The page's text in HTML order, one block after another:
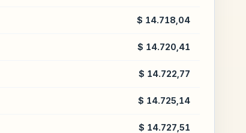
$ 14.718,04
$ 14.720,41
$ 14.722,77
$ 14.725,14
$ 14.727,51